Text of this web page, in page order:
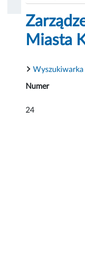
Miasta
Wyszukiwarka
Numer
24